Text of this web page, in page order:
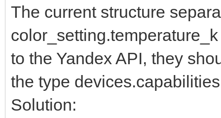
The current structure
to the Yandex API, they
the type
Solution: